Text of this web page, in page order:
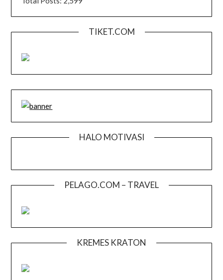
TIKET.COM
HALO MOTIVASI
PELAGO.COM – TRAVEL
KREMES KRATON